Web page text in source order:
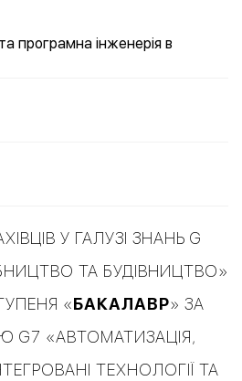
програмна інженерія в
У ГАЛУЗІ ЗНАНЬ G
ТА БУДІВНИЦТВО»
«БАКАЛАВР» ЗА
G7 «АВТОМАТИЗАЦІЯ,
ТЕХНОЛОГІЇ ТА